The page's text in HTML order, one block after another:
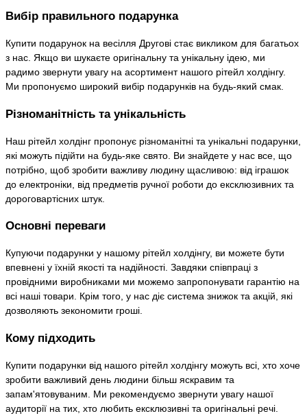
Вибір правильного подарунка
Купити подарунок на весілля Другові стає викликом для багатьох
з нас. Якщо ви шукаєте оригінальну та унікальну ідею, ми
радимо звернути увагу на асортимент нашого рітейл холдінгу.
Ми пропонуємо широкий вибір подарунків на будь-який смак.
Різноманітність та унікальність
Наш рітейл холдінг пропонує різноманітні та унікальні подарунки,
які можуть підійти на будь-яке свято. Ви знайдете у нас все, що
потрібно, щоб зробити важливу людину щасливою: від іграшок
до електроніки, від предметів ручної роботи до ексклюзивних та
дороговартісних штук.
Основні переваги
Купуючи подарунки у нашому рітейл холдінгу, ви можете бути
впевнені у їхній якості та надійності. Завдяки співпраці з
провідними виробниками ми можемо запропонувати гарантію на
всі наші товари. Крім того, у нас діє система знижок та акцій, які
дозволяють зекономити гроші.
Кому підходить
Купити подарунки від нашого рітейл холдінгу можуть всі, хто хоче
зробити важливий день людини більш яскравим та
запам'ятовуваним. Ми рекомендуємо звернути увагу нашої
аудиторії на тих, хто любить ексклюзивні та оригінальні речі.